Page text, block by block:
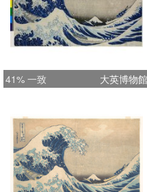
41% 一致 大英博物館